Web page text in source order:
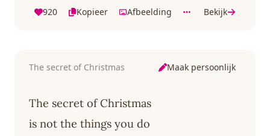
920 Kopieer Afbeelding Bekijk
The secret of Christmas Maak persoonlijk
The secret of Christmas
is not the things you do